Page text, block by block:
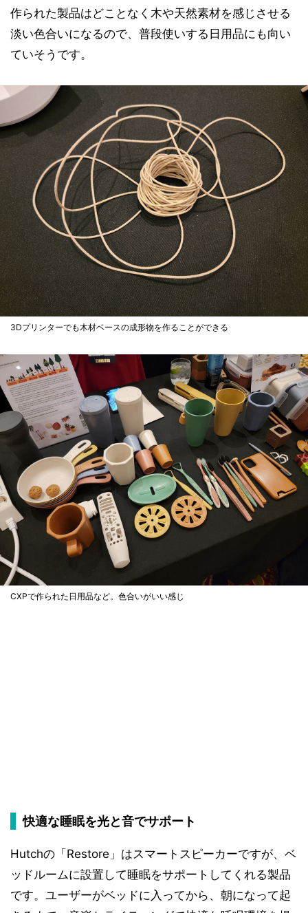
作られた製品はどことなく木や天然素材を感じさせる
淡い色合いになるので、普段使いする日用品にも向い
ていそうです。
3Dプリンターでも木材ベースの成形物を作ることができる
CXPで作られた日用品など。色合いがいい感じ
快適な睡眠を光と音でサポート
Hutchの「Restore」はスマートスピーカーですが、ベ
ッドルームに設置して睡眠をサポートしてくれる製品
です。ユーザーがベッドに入ってから、朝になって起